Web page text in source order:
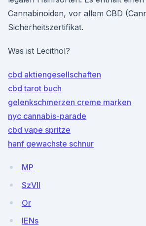
Cannabinoiden, vor allem CBD
Sicherheitszertifikat.
Was ist Lecithol?
cbd aktiengesellschaften
cbd tarot buch
gelenkschmerzen creme marken
nyc cannabis-parade
cbd vape spritze
hanf gewachste schnur
MP
SzVlI
Or
IENs